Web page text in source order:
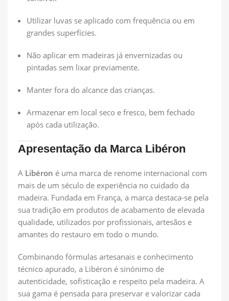
Utilizar luvas se aplicado com frequência ou em
grandes superfícies.
Não aplicar em madeiras já envernizadas ou
pintadas sem lixar previamente.
Manter fora do alcance das crianças.
Armazenar em local seco e fresco, bem fechado
após cada utilização.
Apresentação da Marca Libéron
A Libéron é uma marca de renome internacional com
mais de um século de experiência no cuidado da
madeira. Fundada em França, a marca destaca-se pela
sua tradição em produtos de acabamento de elevada
qualidade, utilizados por profissionais, artesãos e
amantes do restauro em todo o mundo.
Combinando fórmulas artesanais e conhecimento
técnico apurado, a Libéron é sinónimo de
autenticidade, sofisticação e respeito pela madeira. A
sua gama é pensada para preservar e valorizar cada